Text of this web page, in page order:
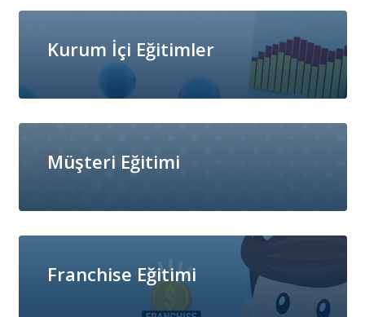
Kurum İçi Eğitimler
Müşteri Eğitimi
Franchise Eğitimi